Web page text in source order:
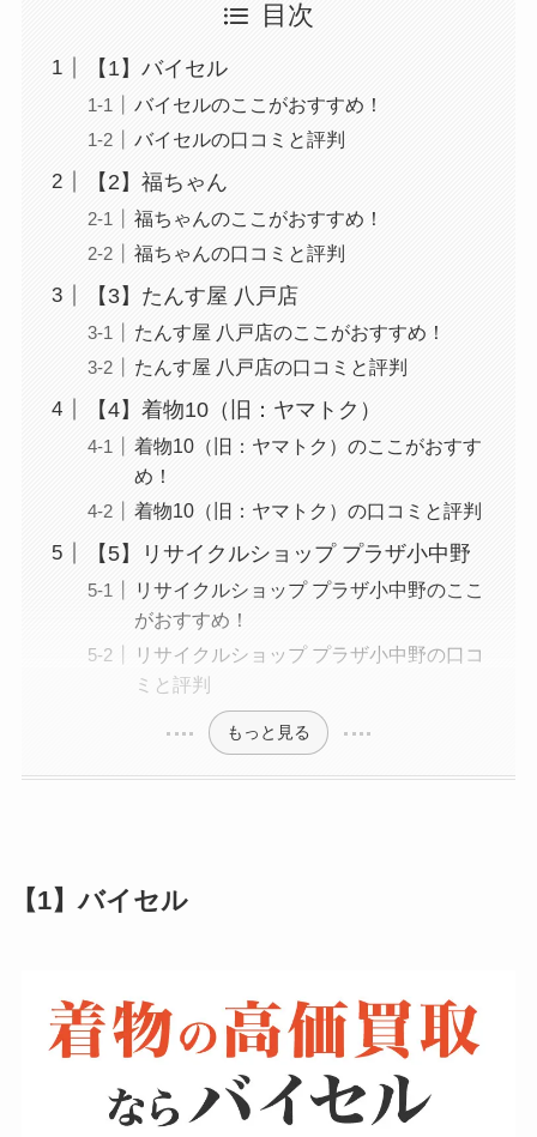
目次
【1】バイセル
バイセルのここがおすすめ！
バイセルの口コミと評判
【2】福ちゃん
福ちゃんのここがおすすめ！
福ちゃんの口コミと評判
【3】たんす屋 八戸店
たんす屋 八戸店のここがおすすめ！
たんす屋 八戸店の口コミと評判
【4】着物10（旧：ヤマトク）
着物10（旧：ヤマトク）のここがおすす
め！
着物10（旧：ヤマトク）の口コミと評判
【5】リサイクルショップ プラザ小中野
リサイクルショップ プラザ小中野のここ
がおすすめ！
リサイクルショップ プラザ小中野の口コ
ミと評判
もっと見る
【1】バイセル